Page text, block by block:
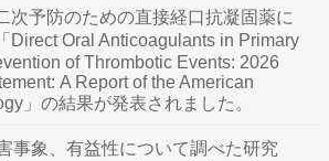
次予防のための直接経口抗凝固薬に
Direct Oral Anticoagulants in Primary
of Thrombotic Events: 2026
A Report of the American
」の結果が発表されました。
事象、有益性について調べた研究